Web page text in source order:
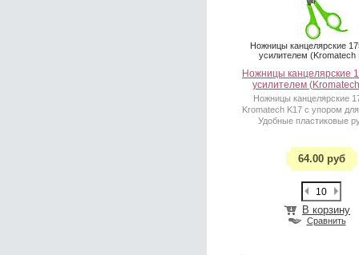
Ножницы канцелярские
усилителем (Kromatech
Ножницы канцелярские
усилителем
Ножницы канцелярские
Kromatech K17 с упором
Удобные пластиковые
64.00 руб
В корзину
Сравнить